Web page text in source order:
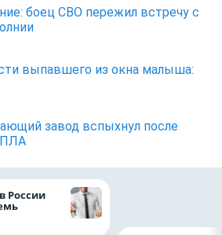
боец СВО пережил встречу с
выпавшего из окна малыша:
завод вспыхнул после
России